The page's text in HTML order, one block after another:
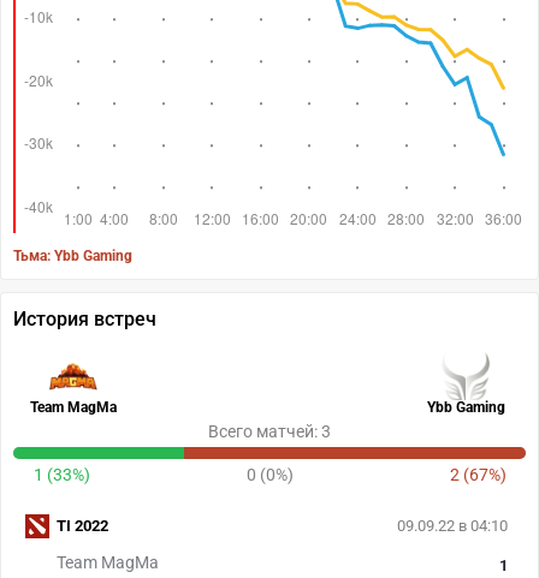
Тьма: Ybb Gaming
История встреч
Team MagMa Ybb Gaming
Всего матчей: 3
1 (33%) 0 (0%) 2 (67%)
09.09.22 в 04:10
Team MagMa
1
TI 2022